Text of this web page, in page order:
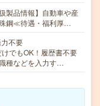
製品情報】自動車や産
鋼≪待遇・福利厚…
不要
でもOK！履歴書不要
種などを入力す…